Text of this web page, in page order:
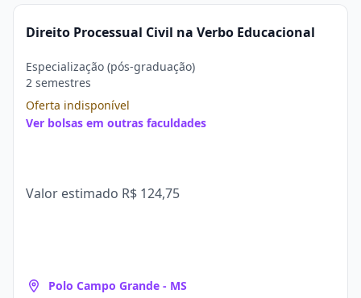
Direito Processual Civil na Verbo Educacional
Especialização (pós-graduação)
2 semestres
Oferta indisponível
Ver bolsas em outras faculdades
Valor estimado R$ 124,75
Polo Campo Grande - MS